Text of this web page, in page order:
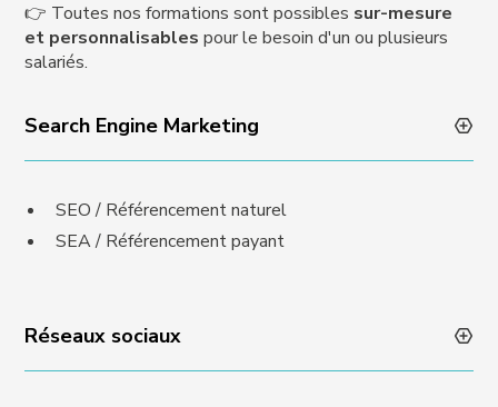
👉 Toutes nos formations sont possibles sur-mesure
et personnalisables pour le besoin d'un ou plusieurs
salariés.
Search Engine Marketing
SEO / Référencement naturel
SEA / Référencement payant
Réseaux sociaux